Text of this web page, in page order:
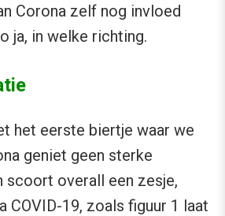
Corona zelf nog invloed
ja, in welke richting.
het eerste biertje waar we
geniet geen sterke
scoort overall een zesje,
COVID-19, zoals figuur 1 laat